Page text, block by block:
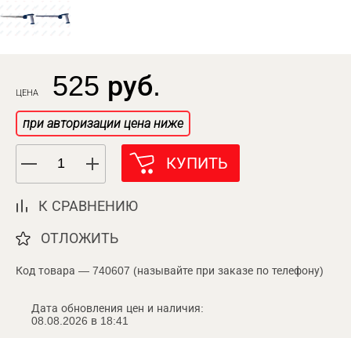
ЦЕНА 525 руб.
при авторизации цена ниже
КУПИТЬ
К СРАВНЕНИЮ
ОТЛОЖИТЬ
Код товара — 740607 (называйте при заказе по телефону)
Дата обновления цен и наличия:
08.08.2026 в 18:41